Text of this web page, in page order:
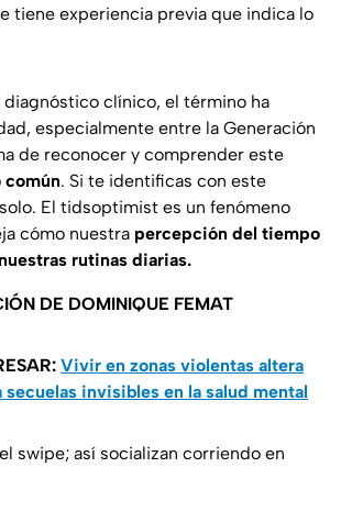
tiene experiencia previa que indica lo
diagnóstico clínico, el término ha
especialmente entre la Generación
de reconocer y comprender este
común. Si te identificas con este
El tidsoptimist es un fenómeno
cómo nuestra percepción del tiempo
rutinas diarias.
DE DOMINIQUE FEMAT
Vivir en zonas violentas altera
invisibles en la salud mental
swipe; así socializan corriendo en